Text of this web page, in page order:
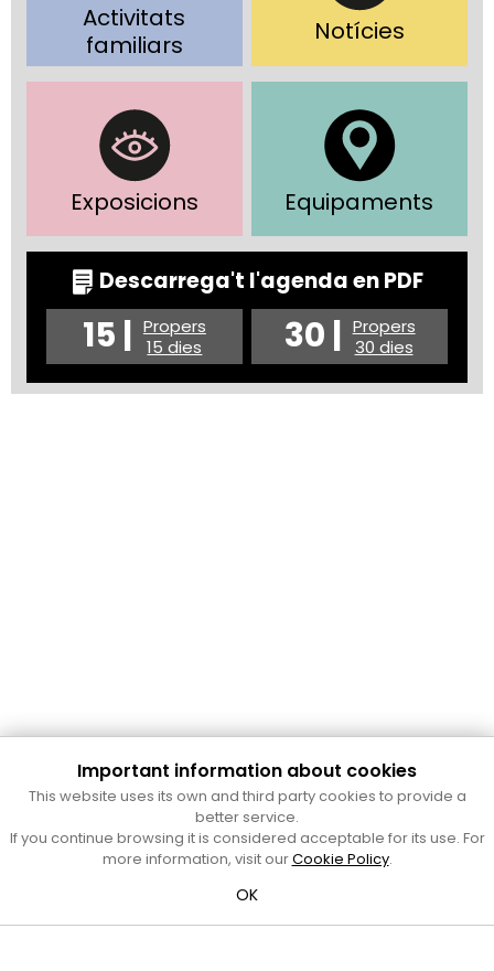
Activitats
familiars
Notícies
Exposicions Equipaments
Descarrega't l'agenda en PDF
15 | Propers
15 dies
30 | Propers
30 dies
Cultura Mataró
Ajuntament de Mataró
C. de Sant Josep, 9 (Mataró, 08302)
Horari d'obertura: dilluns, dimecres i divendres de 10 a 13 h.
al telèfon al 93 758 23 61
Bústia ciutadana
Important information about cookies
This website uses its own and third party cookies to provide a
better service.
If you continue browsing it is considered acceptable for its use. For
more information, visit ourCookie Policy.
OK